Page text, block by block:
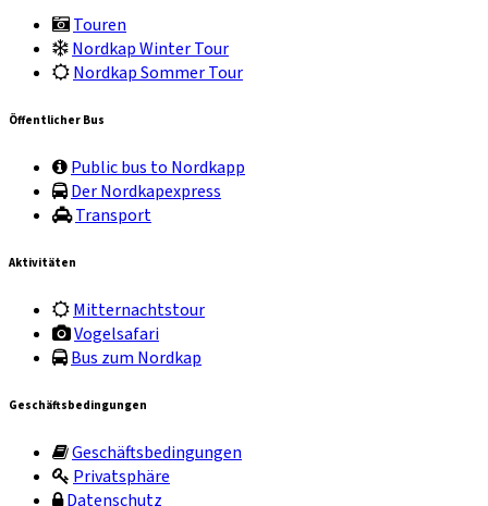
Touren
Nordkap Winter Tour
Nordkap Sommer Tour
Öffentlicher Bus
Public bus to Nordkapp
Der Nordkapexpress
Transport
Aktivitäten
Mitternachtstour
Vogelsafari
Bus zum Nordkap
Geschäftsbedingungen
Geschäftsbedingungen
Privatsphäre
Datenschutz